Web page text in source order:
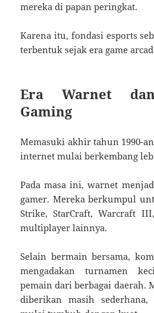
mereka di papan peringkat.
Karena itu, fondasi esports
terbentuk sejak era game
Era Warnet
Gaming
Memasuki akhir tahun 1990-
internet mulai berkembang
Pada masa ini, warnet
gamer. Mereka berkumpul
Strike, StarCraft, Warcraft
multiplayer lainnya.
Selain bermain bersama,
mengadakan turnamen
pemain dari berbagai daerah.
diberikan masih sederhana,